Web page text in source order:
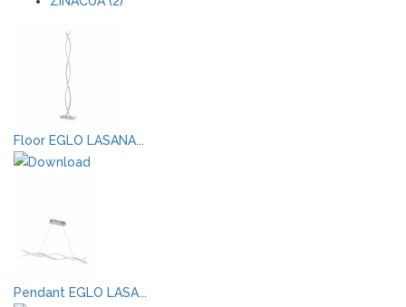
Floor EGLO LASANA...
Pendant EGLO LASA...